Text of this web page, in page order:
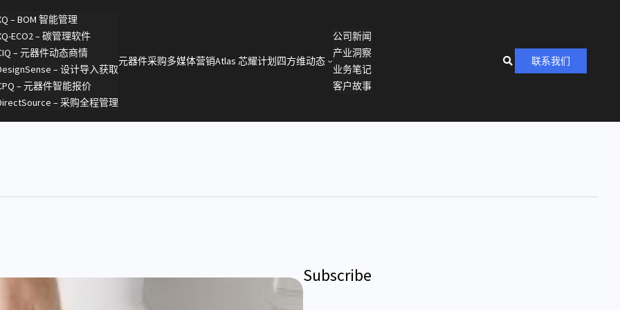
– BOM 智能管理
ECO2 – 碳管理软件
– 元器件动态商情
– 设计导入获取
– 元器件智能报价
– 采购全程管理
元器件采购多媒体营销Atlas 芯耀计划四方维动态
公司新闻
产业洞察
业务笔记
客户故事
联系我们
Subscribe